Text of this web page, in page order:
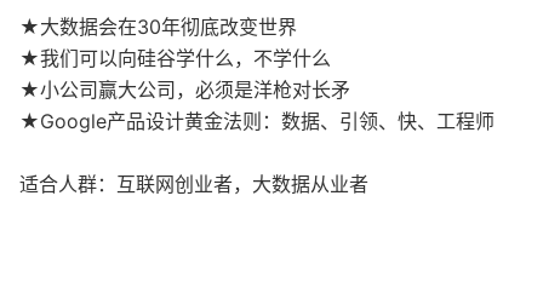
★大数据会在30年彻底改变世界
★我们可以向硅谷学什么，不学什么
★小公司赢大公司，必须是洋枪对长矛
★Google产品设计黄金法则：数据、引领、快、工程师
适合人群：互联网创业者，大数据从业者